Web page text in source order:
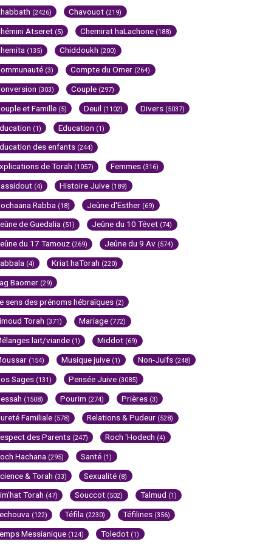
(2426) Chavouot (219)
Atseret (5) Chemirat haLachone (188)
(135) Chiddoukh (200)
(3) Compte du Omer (264)
(303) Couple (297)
et Famille (5) Deuil (1102) Divers (5037)
(1) Education (1)
des enfants (244)
de Torah (1057) Femmes (316)
(4) Histoire Juive (189)
Rabba (18) Jeûne d'Esther (69)
de Guedalia (51) Jeûne du 10 Tévet (74)
du 17 Tamouz (269) Jeûne du 9 Av (574)
(4) Kriat haTorah (220)
Baomer (29)
sens des prénoms hébraïques (2)
Torah (371) Mariage (772)
lait/viande (1) Middot (69)
(154) Musique juive (1) Non-Juifs (248)
Sages (131) Pensée Juive (3085)
(1508) Pourim (274) Prières (3)
Familiale (578) Relations & Pudeur (528)
des Parents (247) Roch 'Hodech (4)
Hachana (295) Santé (1)
& Torah (33) Sexualité (8)
Torah (47) Souccot (502) Talmud (1)
(122) Téfila (2230) Téfilines (356)
Messianique (124) Toledot (1)